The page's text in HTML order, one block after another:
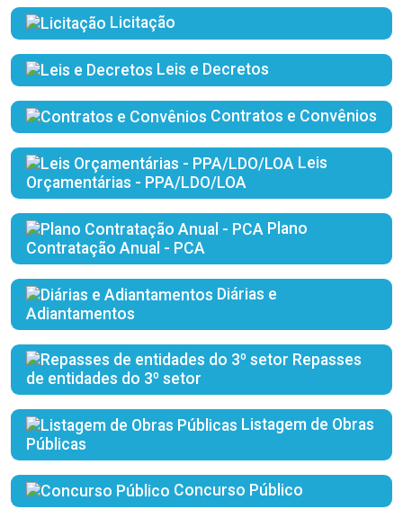
Licitação
Leis e Decretos
Contratos e Convênios
Orçamentárias - PPA/LDO/LOA
Contratação Anual - PCA
Adiantamentos
de entidades do 3º setor
Públicas
Concurso Público